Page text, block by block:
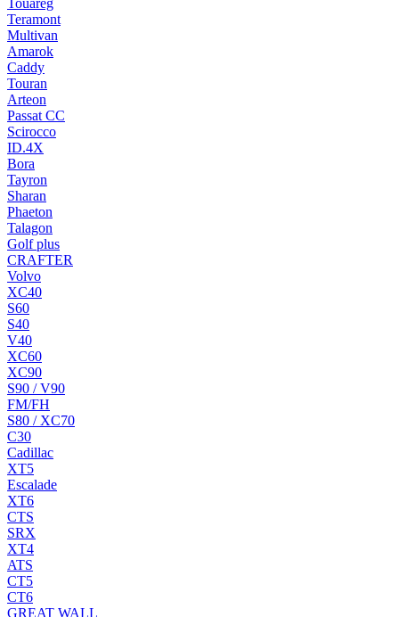
Touareg
Teramont
Multivan
Amarok
Caddy
Touran
Arteon
Passat CC
Scirocco
ID.4X
Bora
Tayron
Sharan
Phaeton
Talagon
Golf plus
CRAFTER
Volvo
XC40
S60
S40
V40
XC60
XC90
S90 / V90
FM/FH
S80 / XC70
C30
Cadillac
XT5
Escalade
XT6
CTS
SRX
XT4
ATS
CT5
CT6
GREAT WALL